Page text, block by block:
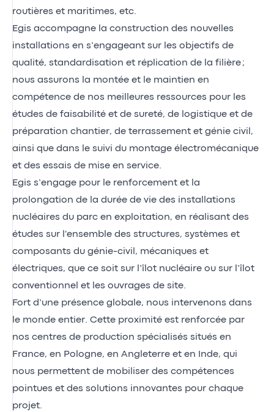
routières et maritimes, etc.
Egis accompagne la construction des nouvelles
installations en s’engageant sur les objectifs de
qualité, standardisation et réplication de la filière ;
nous assurons la montée et le maintien en
compétence de nos meilleures ressources pour les
études de faisabilité et de sureté, de logistique et de
préparation chantier, de terrassement et génie civil,
ainsi que dans le suivi du montage électromécanique
et des essais de mise en service.
Egis s’engage pour le renforcement et la
prolongation de la durée de vie des installations
nucléaires du parc en exploitation, en réalisant des
études sur l'ensemble des structures, systèmes et
composants du génie-civil, mécaniques et
électriques, que ce soit sur l’îlot nucléaire ou sur l’îlot
conventionnel et les ouvrages de site.
Fort d’une présence globale, nous intervenons dans
le monde entier. Cette proximité est renforcée par
nos centres de production spécialisés situés en
France, en Pologne, en Angleterre et en Inde, qui
nous permettent de mobiliser des compétences
pointues et des solutions innovantes pour chaque
projet.